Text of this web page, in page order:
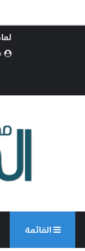
القائمة